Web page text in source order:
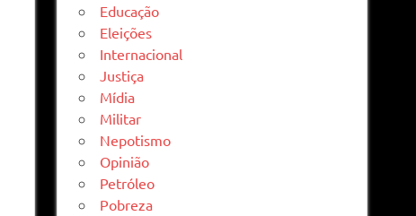
Educação
Eleições
Internacional
Justiça
Mídia
Militar
Nepotismo
Opinião
Petróleo
Pobreza